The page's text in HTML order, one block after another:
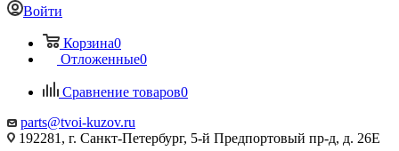
Войти
Корзина0
Отложенные0
Сравнение товаров0
parts@tvoi-kuzov.ru
192281, г. Санкт-Петербург, 5-й Предпортовый пр-д, д. 26Е